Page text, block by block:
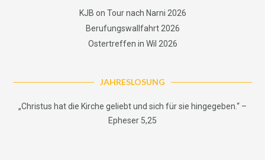
KJB on Tour nach Narni 2026
Berufungswallfahrt 2026
Ostertreffen in Wil 2026
JAHRESLOSUNG
„Christus hat die Kirche geliebt und sich für sie hingegeben.“ –
Epheser 5,25